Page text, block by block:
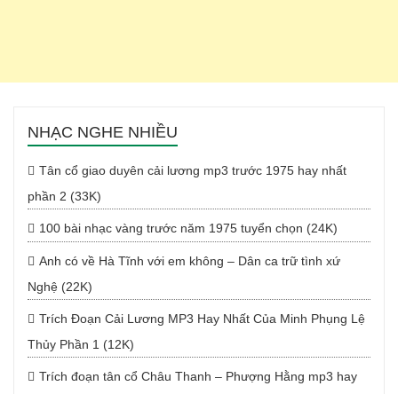
NHẠC NGHE NHIỀU
Tân cổ giao duyên cải lương mp3 trước 1975 hay nhất
phần 2 (33K)
100 bài nhạc vàng trước năm 1975 tuyển chọn (24K)
Anh có về Hà Tĩnh với em không – Dân ca trữ tình xứ
Nghệ (22K)
Trích Đoạn Cải Lương MP3 Hay Nhất Của Minh Phụng Lệ
Thủy Phần 1 (12K)
Trích đoạn tân cổ Châu Thanh – Phượng Hằng mp3 hay